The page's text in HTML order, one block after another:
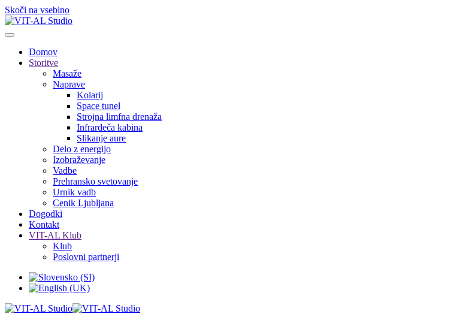
Skoči na vsebino
Domov
Storitve
Masaže
Naprave
Kolarij
Space tunel
Strojna limfna drenaža
Infrardeča kabina
Slikanje aure
Delo z energijo
Izobraževanje
Vadbe
Prehransko svetovanje
Urnik vadb
Cenik Ljubljana
Dogodki
Kontakt
VIT-AL Klub
Klub
Poslovni partnerji